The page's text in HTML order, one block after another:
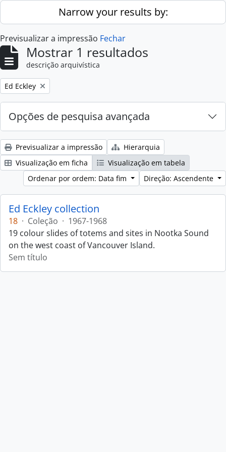
Skip to main contentNarrow your results by:
Previsualizar a impressão Fechar
Mostrar 1 resultados
descrição arquivística
Remove filter:
Ed Eckley
Opções de pesquisa avançada
Previsualizar a impressão
Hierarquia
Visualização em ficha
Visualização em tabela
Ordenar por ordem: Data fim
Direção: Ascendente
Ed Eckley collection
18 · Coleção · 1967-1968
19 colour slides of totems and sites in Nootka Sound
on the west coast of Vancouver Island.
Sem título